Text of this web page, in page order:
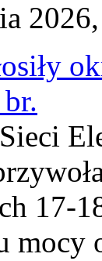
17-
mocy